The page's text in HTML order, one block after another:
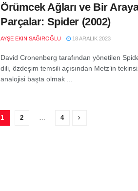
Örümcek Ağları ve Bir
Parçalar: Spider (2002)
AYŞE EKIN SAĞIROĞLU 18 ARALIK 2023
David Cronenberg tarafından yönetilen
dili, özdeşim temsili açısından Metz’in
analojisi başta olmak ...
1 2 4